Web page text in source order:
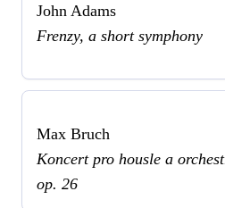
John Adams
Frenzy, a short symphony
Max Bruch
Koncert pro housle a
op. 26